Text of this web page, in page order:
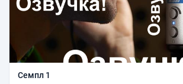
Семпл 1